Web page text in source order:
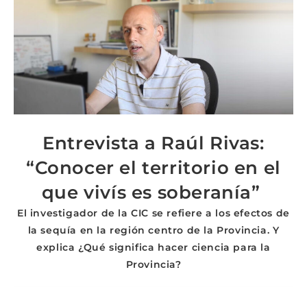
Entrevista a Raúl Rivas:
“Conocer el territorio en el
que vivís es soberanía”
El investigador de la CIC se refiere a los efectos de
la sequía en la región centro de la Provincia. Y
explica ¿Qué significa hacer ciencia para la
Provincia?